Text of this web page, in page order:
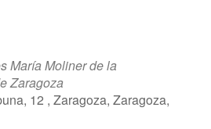
María Moliner de la
Zaragoza
12 , Zaragoza, Zaragoza,